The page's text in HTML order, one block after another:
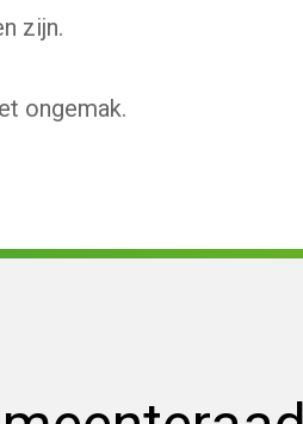
zijn.
ongemak.